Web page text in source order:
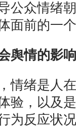
公众情绪
面前的一
情的影响
绪是人在
验，以及
为反应状